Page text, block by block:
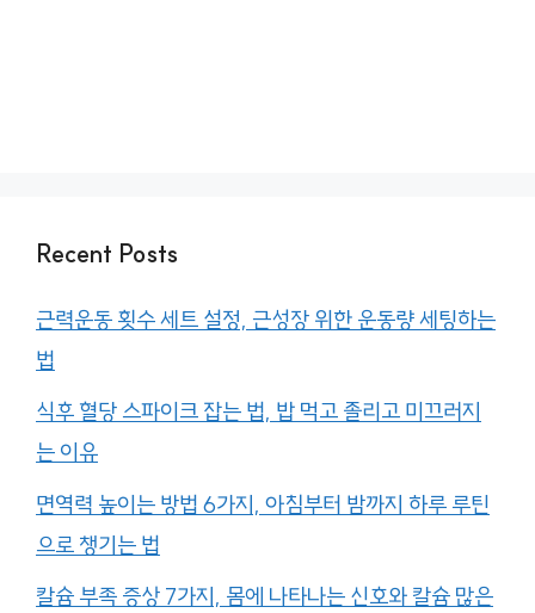
Recent Posts
근력운동 횟수 세트 설정, 근성장 위한 운동량 세팅하는
법
식후 혈당 스파이크 잡는 법, 밥 먹고 졸리고 미끄러지
는 이유
면역력 높이는 방법 6가지, 아침부터 밤까지 하루 루틴
으로 챙기는 법
칼슘 부족 증상 7가지, 몸에 나타나는 신호와 칼슘 많은